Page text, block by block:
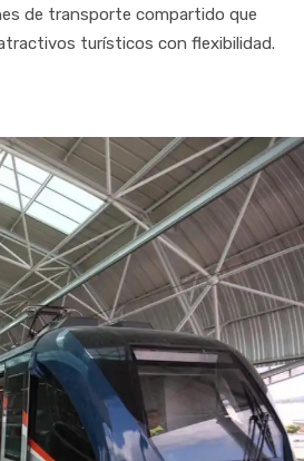
de transporte compartido que
turísticos con flexibilidad.